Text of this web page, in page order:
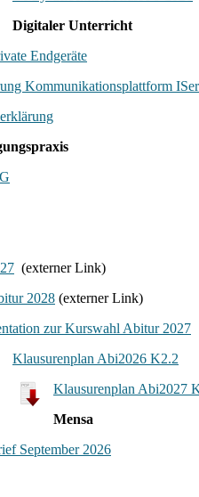
Digitaler Unterricht
Endgeräte
Kommunikationsplattform
(externer Link)
2028 (externer Link)
zur Kurswahl Abitur 2027
Klausurenplan Abi2026 K2.2
Klausurenplan Abi2027
Mensa
September 2026